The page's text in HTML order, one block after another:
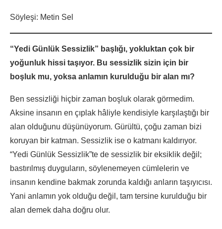
Söyleşi: Metin Sel
“Yedi Günlük Sessizlik” başlığı, yokluktan çok bir
yoğunluk hissi taşıyor. Bu sessizlik sizin için bir
boşluk mu, yoksa anlamın kurulduğu bir alan mı?
Ben sessizliği hiçbir zaman boşluk olarak görmedim.
Aksine insanın en çıplak hâliyle kendisiyle karşılaştığı bir
alan olduğunu düşünüyorum. Gürültü, çoğu zaman bizi
koruyan bir katman. Sessizlik ise o katmanı kaldırıyor.
“Yedi Günlük Sessizlik”te de sessizlik bir eksiklik değil;
bastırılmış duyguların, söylenemeyen cümlelerin ve
insanın kendine bakmak zorunda kaldığı anların taşıyıcısı.
Yani anlamın yok olduğu değil, tam tersine kurulduğu bir
alan demek daha doğru olur.